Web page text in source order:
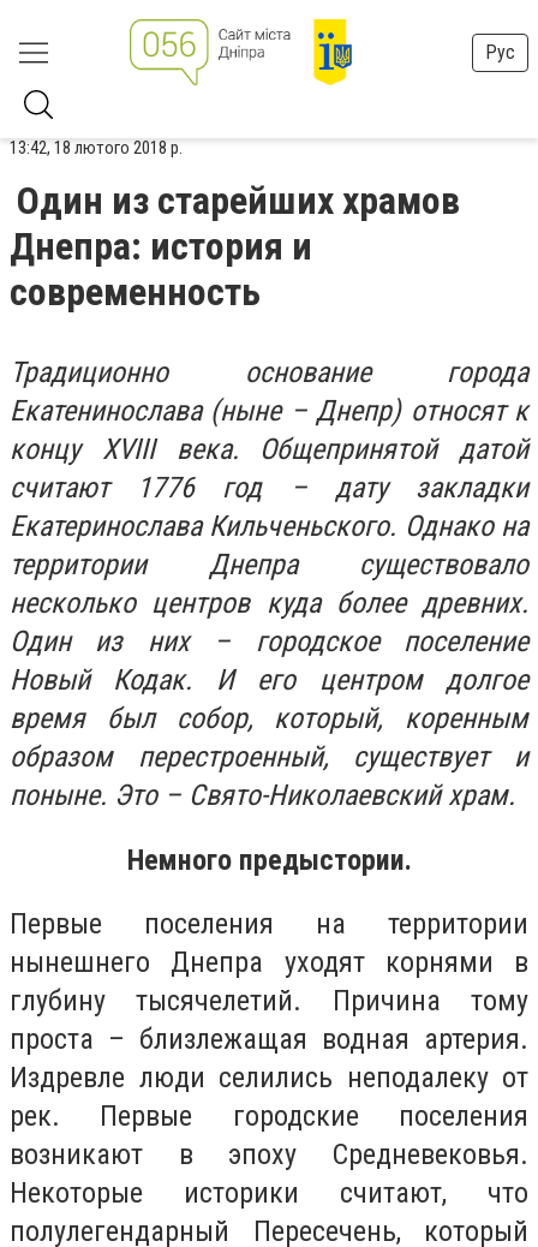
Рус
13:42, 18 лютого 2018 р.
Один из старейших храмов
Днепра: история и
современность
Традиционно основание города
Екатенинослава (ныне – Днепр) относят к
концу XVIII века. Общепринятой датой
считают 1776 год – дату закладки
Екатеринослава Кильченьского. Однако на
территории Днепра существовало
несколько центров куда более древних.
Один из них – городское поселение
Новый Кодак. И его центром долгое
время был собор, который, коренным
образом перестроенный, существует и
поныне. Это – Свято-Николаевский храм.
Немного предыстории.
Первые поселения на территории
нынешнего Днепра уходят корнями в
глубину тысячелетий. Причина тому
проста – близлежащая водная артерия.
Издревле люди селились неподалеку от
рек. Первые городские поселения
возникают в эпоху Средневековья.
Некоторые историки считают, что
полулегендарный Пересечень, который